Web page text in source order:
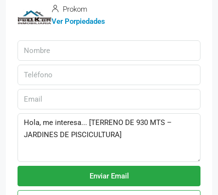
Prokom
Ver Porpiedades
Enviar Email